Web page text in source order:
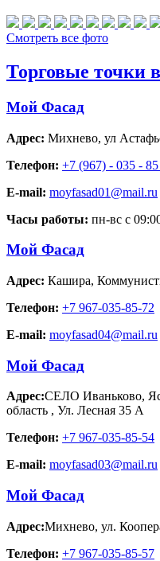
Смотреть все фото
Торговые точки
Мой Фасад
Адрес: Михнево, ул
Телефон: +7 (967) - 035 -
E-mail: moyfasad01@mail.ru
Часы работы: пн-вс с
Мой Фасад
Адрес: Кашира,
Телефон: +7 967-035-85-72
E-mail: moyfasad04@mail.ru
Мой Фасад
Адрес:СЕЛО Иваньково,
область , Ул. Лесная 35 А
Телефон: +7 967-035-85-54
E-mail: moyfasad03@mail.ru
Мой Фасад
Адрес:Михнево, ул.
Телефон: +7 967-035-85-57